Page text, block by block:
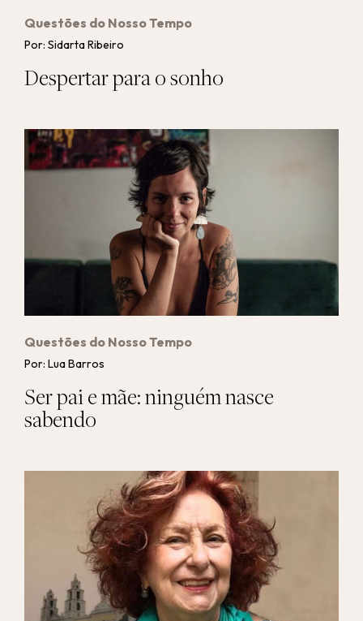
Questões do Nosso Tempo
Por: Sidarta Ribeiro
Despertar para o sonho
Questões do Nosso Tempo
Por: Lua Barros
Ser pai e mãe: ninguém nasce
sabendo